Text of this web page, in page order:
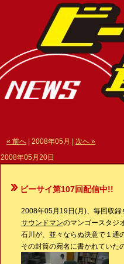
« 前へ | 2008年05月 | 次へ »
2008年05月20日
ビーサイ第107回配信中!!
2008年05月19日(月)、毎回収録
サウンドマンのマンゴースタジ
石川が、並々ならぬ決意で１通
その封筒の宛名に書かれていた